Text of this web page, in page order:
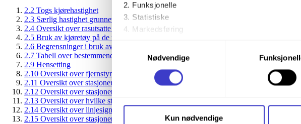
Funksjonelle
Statistiske
Markedsføring
Ved å trykke «Godta alle» gir du din tillatelse til
trykke på avmerkingsboksen under formålet, og
Du kan lese mer om hvordan vi bruker
Samtykkevalg
Nødvendige
Kun nødvendige
2.2 Togs kjørehastighet
2.3 Særlig hastighet grunnet rasfare
2.4 Oversikt over rasutsatte strekninger
2.5 Bruk av kjøretøy på de forskjellige banestrekningene
2.6 Begrensninger i bruk av strømavtakere
2.7 Tabell over bestemmende stigning og fall over en strekning på 1000 m
2.9 Hensetting
2.10 Oversikt over fjernstyrte stasjoner som ikke kan betjenes med togekspeditør
2.11 Oversikt over stasjoner hvor det ikke er satt opp forsignaler for
2.12 Oversikt over stasjoner som har mulighet for innkjøring av mer enn ett tog på hele
2.13 Oversikt over hvilke stasjoner det kan skiftes uten tillatelse fra togleder/
2.14 Oversikt over linjesignal
2.15 Oversikt over stasjoner med elektrisk togoppvarming